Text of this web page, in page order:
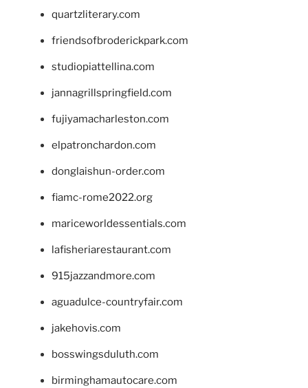
quartzliterary.com
friendsofbroderickpark.com
studiopiattellina.com
jannagrillspringfield.com
fujiyamacharleston.com
elpatronchardon.com
donglaishun-order.com
fiamc-rome2022.org
mariceworldessentials.com
lafisheriarestaurant.com
915jazzandmore.com
aguadulce-countryfair.com
jakehovis.com
bosswingsduluth.com
birminghamautocare.com